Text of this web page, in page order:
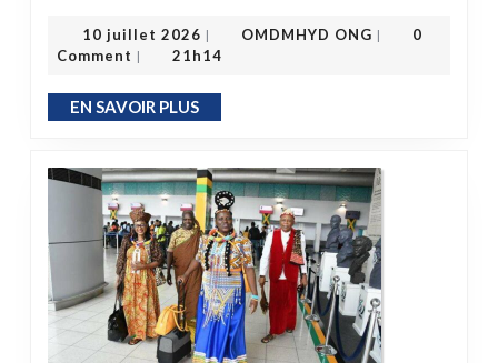
10 juillet 2026 | OMDMHYD ONG |
0
Comment | 21h14
EN SAVOIR PLUSEN SAVOIR PLUS